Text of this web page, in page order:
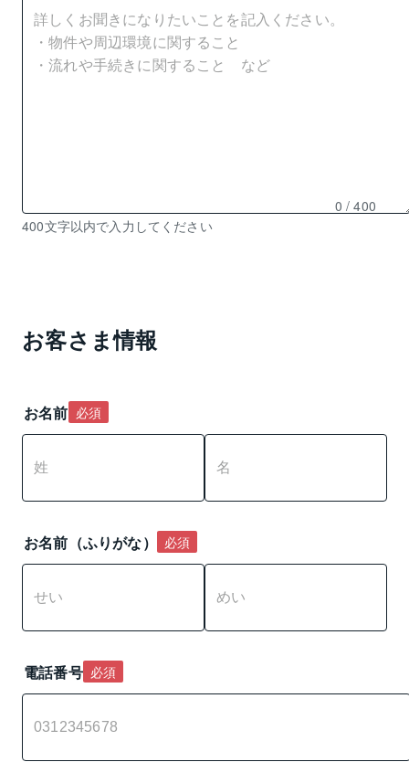
残
入
力
0 / 400
400文字以内で入力してください
お客さま情報
お名前 必須
お名前（ふりがな） 必須
電話番号 必須